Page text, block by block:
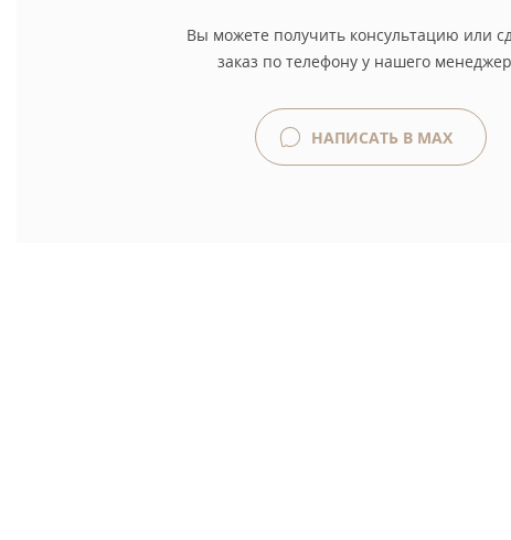
Вы можете получить консультацию или
заказ по телефону у нашего
НАПИСАТЬ В MAX